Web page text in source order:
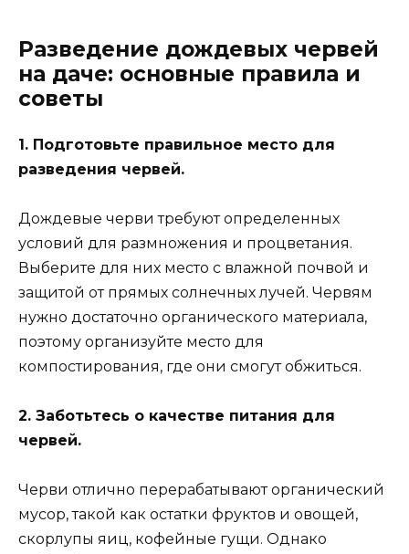
Разведение дождевых червей
на даче: основные правила и
советы
1. Подготовьте правильное место для
разведения червей.
Дождевые черви требуют определенных
условий для размножения и процветания.
Выберите для них место с влажной почвой и
защитой от прямых солнечных лучей. Червям
нужно достаточно органического материала,
поэтому организуйте место для
компостирования, где они смогут обжиться.
2. Заботьтесь о качестве питания для
червей.
Черви отлично перерабатывают органический
мусор, такой как остатки фруктов и овощей,
скорлупы яиц, кофейные гущи. Однако